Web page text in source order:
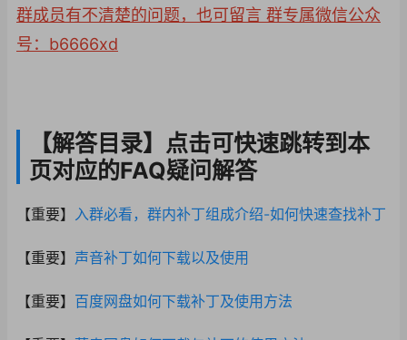
群成员有不清楚的问题，也可留言 群专属微信公众
号：b6666xd
【解答目录】点击可快速跳转到本
页对应的FAQ疑问解答
【重要】 入群必看，群内补丁组成介绍-如何快速查找补丁
【重要】 声音补丁如何下载以及使用
【重要】 百度网盘如何下载补丁及使用方法